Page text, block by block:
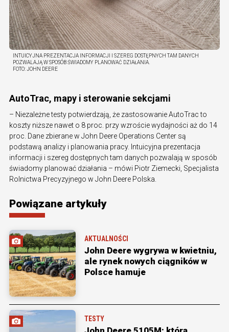
INTUICYJNA PREZENTACJA INFORMACJI I SZEREG DOSTĘPNYCH TAM DANYCH
POZWALAJĄ W SPOSÓB ŚWIADOMY PLANOWAĆ DZIAŁANIA.
FOTO:JOHN DEERE
AutoTrac, mapy i sterowanie sekcjami
– Niezależne testy potwierdzają, że zastosowanie AutoTrac to
koszty niższe nawet o 8 proc. przy wzroście wydajności aż do 14
proc. Dane zbierane w John Deere Operations Center są
podstawą analizy i planowania pracy. Intuicyjna prezentacja
informacji i szereg dostępnych tam danych pozwalają w sposób
świadomy planować działania – mówi Piotr Ziemecki, Specjalista
Rolnictwa Precyzyjnego w John Deere Polska.
Powiązane artykuły
AKTUALNOŚCI
John Deere wygrywa w kwietniu,
ale rynek nowych ciągników w
Polsce hamuje
TESTY